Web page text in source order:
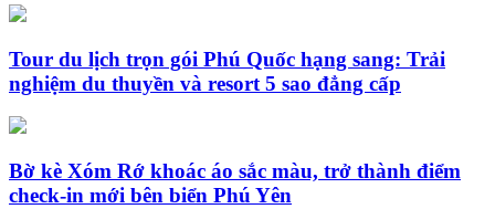
Tour du lịch trọn gói Phú Quốc hạng sang: Trải
nghiệm du thuyền và resort 5 sao đẳng cấp
Bờ kè Xóm Rớ khoác áo sắc màu, trở thành điểm
check-in mới bên biển Phú Yên